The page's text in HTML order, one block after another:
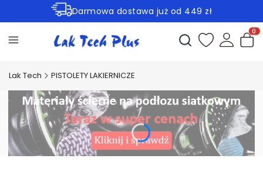
Darmowa dostawa już od 449 zł
Rabaty -30% na wybrane produkty
Otwórz
Lak Tech PISTOLETY LAKIERNICZE